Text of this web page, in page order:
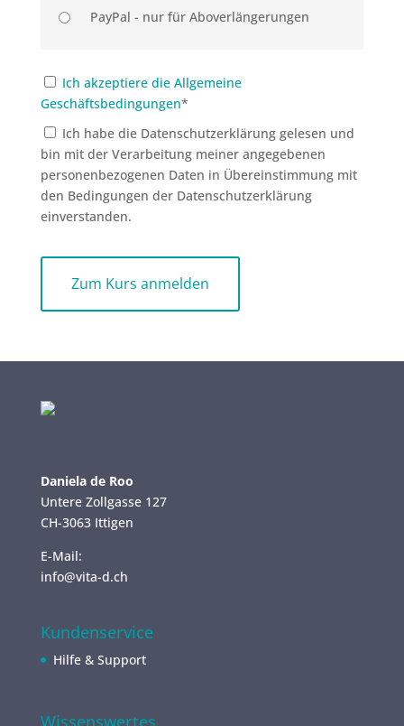
PayPal - nur für Aboverlängerungen
Ich akzeptiere die Allgemeine
Geschäftsbedingungen*
bin mit der Verarbeitung meiner angegebenen
personenbezogenen Daten in Übereinstimmung mit
den Bedingungen der Datenschutzerklärung
einverstanden.
Daniela de Roo
Untere Zollgasse 127
CH-3063 Ittigen
E-Mail:
info@vita-d.ch
Kundenservice
Hilfe & Support